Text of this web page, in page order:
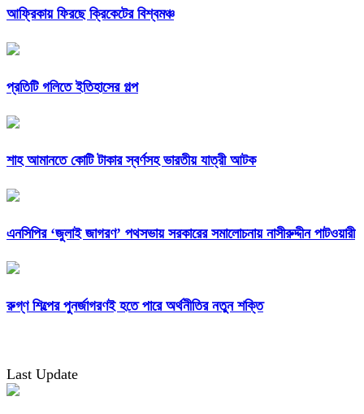
আফ্রিকায় ফিরছে ক্রিকেটের বিশ্বমঞ্চ
প্রতিটি গলিতে ইতিহাসের গল্প
শাহ আমানতে কোটি টাকার স্বর্ণসহ ভারতীয় যাত্রী আটক
এনসিপির ‘জুলাই জাগরণ’ পথসভায় সরকারের সমালোচনায় নাসীরুদ্দীন পাটওয়ারী
রুগ্ণ শিল্পের পুনর্জাগরণই হতে পারে অর্থনীতির নতুন শক্তি
Last Update